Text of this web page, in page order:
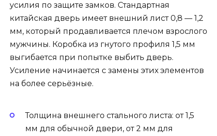
усилия по защите замков. Стандартная
китайская дверь имеет внешний лист 0,8 — 1,2
мм, который продавливается плечом взрослого
мужчины. Коробка из гнутого профиля 1,5 мм
выгибается при попытке выбить дверь.
Усиление начинается с замены этих элементов
на более серьёзные.
Толщина внешнего стального листа: от 1,5
мм для обычной двери, от 2 мм для